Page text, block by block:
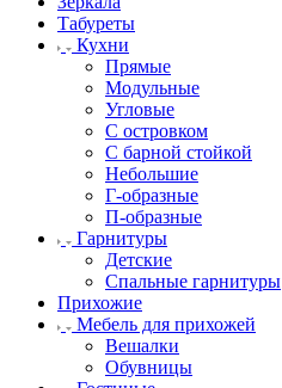
Табуреты
Кухни
Прямые
Модульные
Угловые
С островком
С барной стойкой
Небольшие
Г-образные
П-образные
Гарнитуры
Детские
Спальные гарнитуры
Прихожие
Мебель для прихожей
Вешалки
Обувницы